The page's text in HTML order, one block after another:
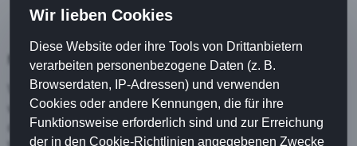
Naoberschopp
Well en gueten Naober hät,
wenn de Naut vor't Fenster steigt,
drägg dat Leige half so swaor.
Wir lieben Cookies
Diese Website oder ihre Tools von Drittanbietern
verarbeiten personenbezogene Daten (z. B.
Browserdaten, IP-Adressen) und verwenden
Cookies oder andere Kennungen, die für ihre
Funktionsweise erforderlich sind und zur Erreichung
der in den Cookie-Richtlinien angegebenen Zwecke